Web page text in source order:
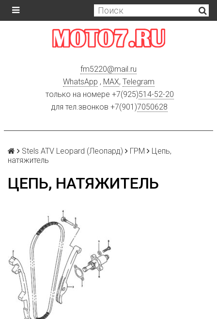
fm5220@mail.ru
WhatsApp , MAX, Telegram
только на номере +7(925)514-52-20
для тел.звонков +7(901)7050628
Stels ATV Leopard (Леопард) ГРМ
Цепь,
натяжитель
ЦЕПЬ, НАТЯЖИТЕЛЬ